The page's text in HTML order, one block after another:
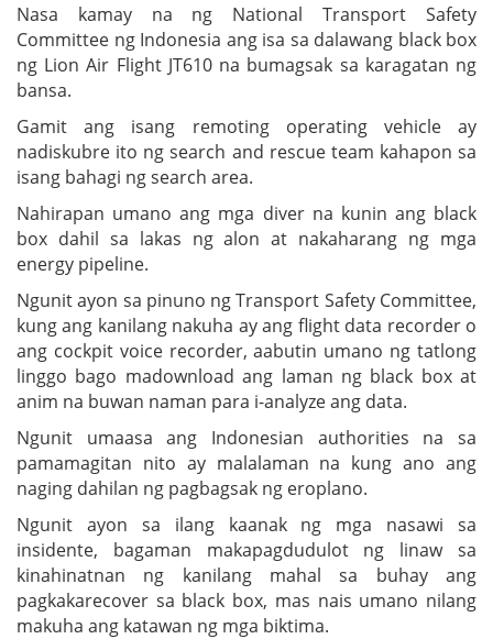
Nasa kamay na ng National Transport Safety
Committee ng Indonesia ang isa sa dalawang black box
ng Lion Air Flight JT610 na bumagsak sa karagatan ng
bansa.
Gamit ang isang remoting operating vehicle ay
nadiskubre ito ng search and rescue team kahapon sa
isang bahagi ng search area.
Nahirapan umano ang mga diver na kunin ang black
box dahil sa lakas ng alon at nakaharang ng mga
energy pipeline.
Ngunit ayon sa pinuno ng Transport Safety Committee,
kung ang kanilang nakuha ay ang flight data recorder o
ang cockpit voice recorder, aabutin umano ng tatlong
linggo bago madownload ang laman ng black box at
anim na buwan naman para i-analyze ang data.
Ngunit umaasa ang Indonesian authorities na sa
pamamagitan nito ay malalaman na kung ano ang
naging dahilan ng pagbagsak ng eroplano.
Ngunit ayon sa ilang kaanak ng mga nasawi sa
insidente, bagaman makapagdudulot ng linaw sa
kinahinatnan ng kanilang mahal sa buhay ang
pagkakarecover sa black box, mas nais umano nilang
makuha ang katawan ng mga biktima.